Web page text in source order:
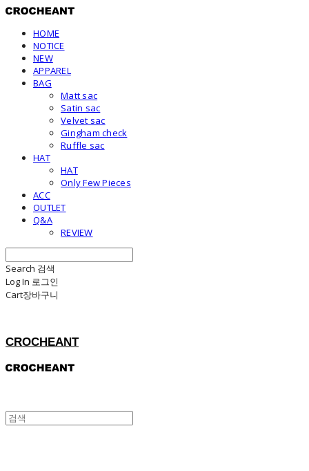
HOME
NOTICE
NEW
APPAREL
BAG
Matt sac
Satin sac
Velvet sac
Gingham check
Ruffle sac
HAT
HAT
Only Few Pieces
ACC
OUTLET
Q&A
REVIEW
Search 검색
Log In 로그인
Cart장바구니
CROCHEANT